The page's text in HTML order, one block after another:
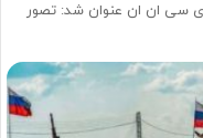
سی ان ان عنوان شد: تصور